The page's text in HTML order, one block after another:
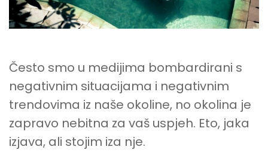
Često smo u medijima bombardirani s
negativnim situacijama i negativnim
trendovima iz naše okoline, no okolina je
zapravo nebitna za vaš uspjeh. Eto, jaka
izjava, ali stojim iza nje.